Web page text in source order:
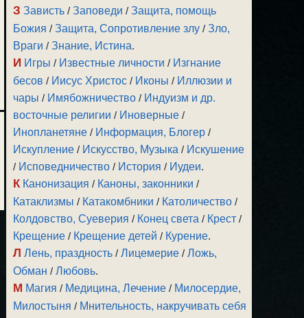
З Зависть /Заповеди /Защита, помощь
Божия /Защита, Сопротивление злу /Зло,
Враги /Знание, Истина.
И Игры / Известные личности / Изгнание
бесов / Иисус Христос / Иконы / Иллюзии и
чары / Имябожничество / Индуизм и др.
восточные религии / Иноверные /
Инопланетяне / Информация, Блогер /
Искупление / Искусство, Музыка / Искушение
/ Исповедничество / История / Иудеи.
К Канонизация / Каноны, законники /
Катаклизмы / Катакомбники / Католичество /
Колдовство, Суеверия / Конец света / Крест /
Крещение / Крещение детей / Курение.
Л Лень, праздность /Лицемерие /Ложь,
Обман /Любовь.
М Магия / Медицина, Лечение / Милосердие,
Милостыня / Мнительность, накручивать себя